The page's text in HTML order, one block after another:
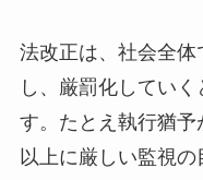
法改正は、社会全
し、厳罰化してい
す。たとえ執行猶
以上に厳しい監視